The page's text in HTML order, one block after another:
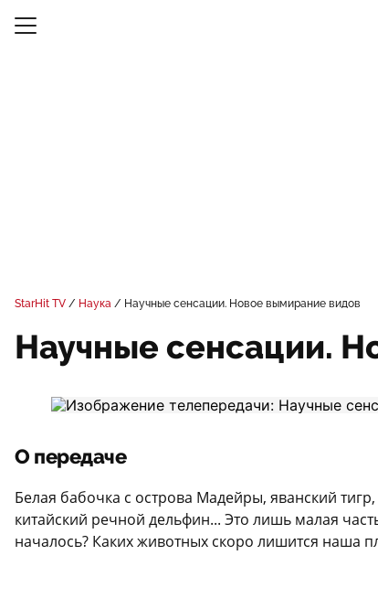
StarHit TV Наука Научные сенсации. Новое вымирание видов
Научные сенсации.
О передаче
Белая бабочка с острова Мадейры, яванский
китайский речной дельфин... Это лишь малая
началось? Каких животных скоро лишится наша